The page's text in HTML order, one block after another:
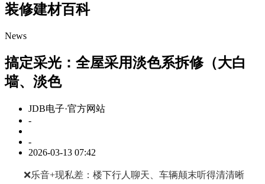
装修建材百科
News
搞定采光：全屋采用淡色系拆修（大白
墙、淡色
JDB电子·官方网站
-
-
2026-03-13 07:42
❌乐音+现私差：楼下行人聊天、车辆颠末听得清清晰